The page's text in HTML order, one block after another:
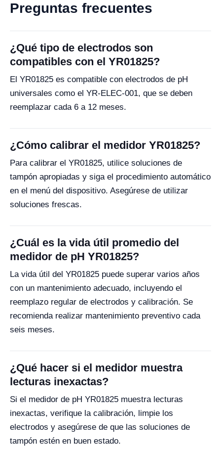
Preguntas frecuentes
¿Qué tipo de electrodos son
compatibles con el YR01825?
El YR01825 es compatible con electrodos de pH
universales como el YR-ELEC-001, que se deben
reemplazar cada 6 a 12 meses.
¿Cómo calibrar el medidor YR01825?
Para calibrar el YR01825, utilice soluciones de
tampón apropiadas y siga el procedimiento automático
en el menú del dispositivo. Asegúrese de utilizar
soluciones frescas.
¿Cuál es la vida útil promedio del
medidor de pH YR01825?
La vida útil del YR01825 puede superar varios años
con un mantenimiento adecuado, incluyendo el
reemplazo regular de electrodos y calibración. Se
recomienda realizar mantenimiento preventivo cada
seis meses.
¿Qué hacer si el medidor muestra
lecturas inexactas?
Si el medidor de pH YR01825 muestra lecturas
inexactas, verifique la calibración, limpie los
electrodos y asegúrese de que las soluciones de
tampón estén en buen estado.